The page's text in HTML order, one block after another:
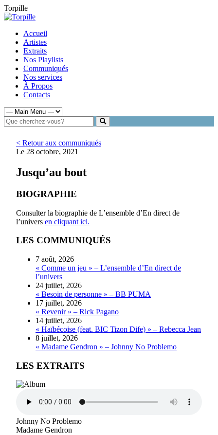
Torpille
Accueil
Artistes
Extraits
Nos Playlists
Communiqués
Nos services
À Propos
Contacts
< Retour aux communiqués
Le 28 octobre, 2021
Jusqu’au bout
BIOGRAPHIE
Consulter la biographie de L’ensemble d’En direct de
l’univers en cliquant ici.
LES COMMUNIQUÉS
7 août, 2026
« Comme un jeu » – L’ensemble d’En direct de
l’univers
24 juillet, 2026
« Besoin de personne » – BB PUMA
17 juillet, 2026
« Revenir » – Rick Pagano
14 juillet, 2026
« Haïbécoise (feat. BIC Tizon Dife) » – Rebecca Jean
8 juillet, 2026
« Madame Gendron » – Johnny No Problemo
LES EXTRAITS
Johnny No Problemo
Madame Gendron